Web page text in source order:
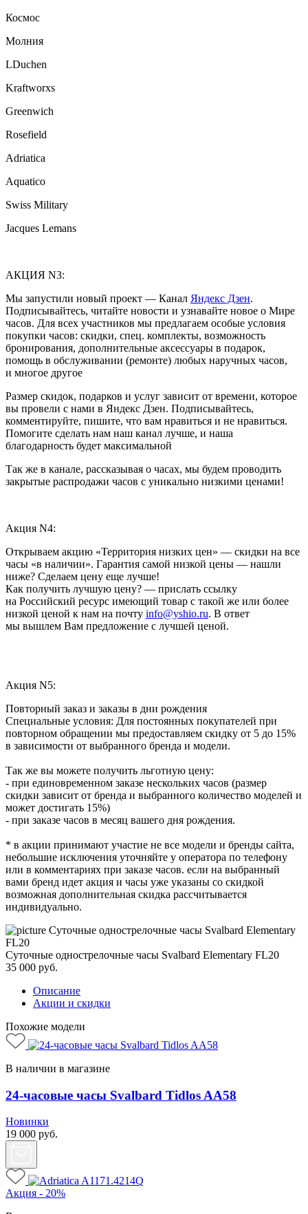
Космос
Молния
LDuchen
Kraftworxs
Greenwich
Rosefield
Adriatica
Aquatico
Swiss Military
Jacques Lemans
АКЦИЯ N3:
Мы запустили новый проект — Канал Яндекс Дзен.
Подписывайтесь, читайте новости и узнавайте новое о Мире
часов. Для всех участников мы предлагаем особые условия
покупки часов: скидки, спец. комплекты, возможность
бронирования, дополнительные аксессуары в подарок,
помощь в обслуживании (ремонте) любых наручных часов,
и многое другое
Размер скидок, подарков и услуг зависит от времени, которое
вы провели с нами в Яндекс Дзен. Подписывайтесь,
комментируйте, пишите, что вам нравиться и не нравиться.
Помогите сделать нам наш канал лучше, и наша
благодарность будет максимальной
Так же в канале, рассказывая о часах, мы будем проводить
закрытые распродажи часов с уникально низкими ценами!
Акция N4:
Открываем акцию «Территория низких цен» — скидки на все
часы «в наличии». Гарантия самой низкой цены — нашли
ниже? Сделаем цену еще лучше!
Как получить лучшую цену? — прислать ссылку
на Российский ресурс имеющий товар с такой же или более
низкой ценой к нам на почту info@yshio.ru. В ответ
мы вышлем Вам предложение с лучшей ценой.
Акция N5:
Повторный заказ и заказы в дни рождения
Специальные условия: Для постоянных покупателей при
повторном обращении мы предоставляем скидку от 5 до 15%
в зависимости от выбранного бренда и модели.
Так же вы можете получить льготную цену:
- при единовременном заказе нескольких часов (размер
скидки зависит от бренда и выбранного количество моделей и
может достигать 15%)
- при заказе часов в месяц вашего дня рождения.
* в акции принимают участие не все модели и бренды сайта,
небольшие исключения уточняйте у оператора по телефону
или в комментариях при заказе часов. если на выбранный
вами бренд идет акция и часы уже указаны со скидкой
возможная дополнительная скидка рассчитывается
индивидуально.
Суточные однострелочные часы Svalbard Elementary FL20
35 000 руб.
Описание
Акции и скидки
Похожие модели
В наличии в магазине
24-часовые часы Svalbard Tidlos AA58
Новинки
19 000 руб.
Акция - 20%